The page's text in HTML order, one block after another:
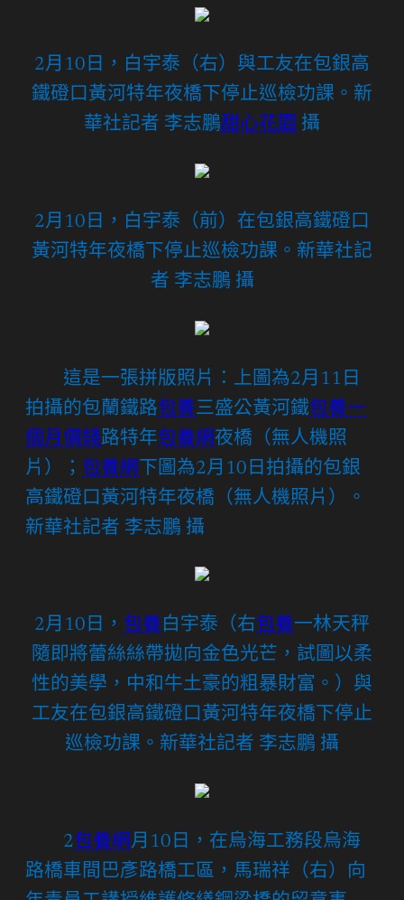
2月10日，白宇泰（右）與工友在包銀高
鐵磴口黃河特年夜橋下停止巡檢功課。新
華社記者 李志鵬甜心花園 攝
2月10日，白宇泰（前）在包銀高鐵磴口
黃河特年夜橋下停止巡檢功課。新華社記
者 李志鵬 攝
這是一張拼版照片：上圖為2月11日
拍攝的包蘭鐵路包養三盛公黃河鐵包養一
個月價錢路特年包養網夜橋（無人機照
片）； 包養網 下圖為2月10日拍攝的包銀
高鐵磴口黃河特年夜橋（無人機照片）。
新華社記者 李志鵬 攝
2月10日， 包養 白宇泰（右包養一林天秤
隨即將蕾絲絲帶拋向金色光芒，試圖以柔
性的美學，中和牛土豪的粗暴財富。）與
工友在包銀高鐵磴口黃河特年夜橋下停止
巡檢功課。新華社記者 李志鵬 攝
2包養網月10日，在烏海工務段烏海
路橋車間巴彥路橋工區，馬瑞祥（右）向